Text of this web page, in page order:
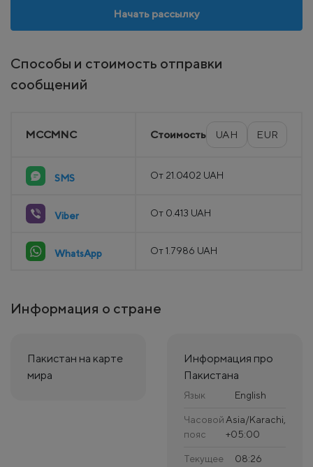
Начать рассылку
Способы и стоимость отправки
сообщений
MCCMNC Стоимость UAH EUR
SMS От 21.0402 UAH
Viber От 0.413 UAH
WhatsApp От 1.7986 UAH
Информация о стране
Пакистан на карте
мира
Информация про
Пакистана
Язык English
Часовой
пояс
Asia/Karachi,
+05:00
Текущее
08:26